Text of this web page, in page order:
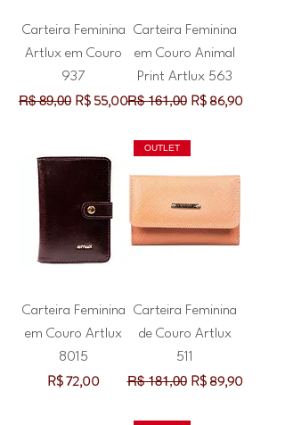
Carteira Feminina
Artlux em Couro
937
Preço normal
R$ 89,00 Preço promocional
R$ 55,00
Carteira Feminina
em Couro Animal
Print Artlux 563
Preço normal
R$ 161,00 Preço promocional
R$ 86,90
Carteira Feminina
em Couro Artlux
8015
Preço
R$ 72,00
OUTLET
Carteira Feminina
de Couro Artlux
511
Preço normal
R$ 181,00 Preço promocional
R$ 89,90